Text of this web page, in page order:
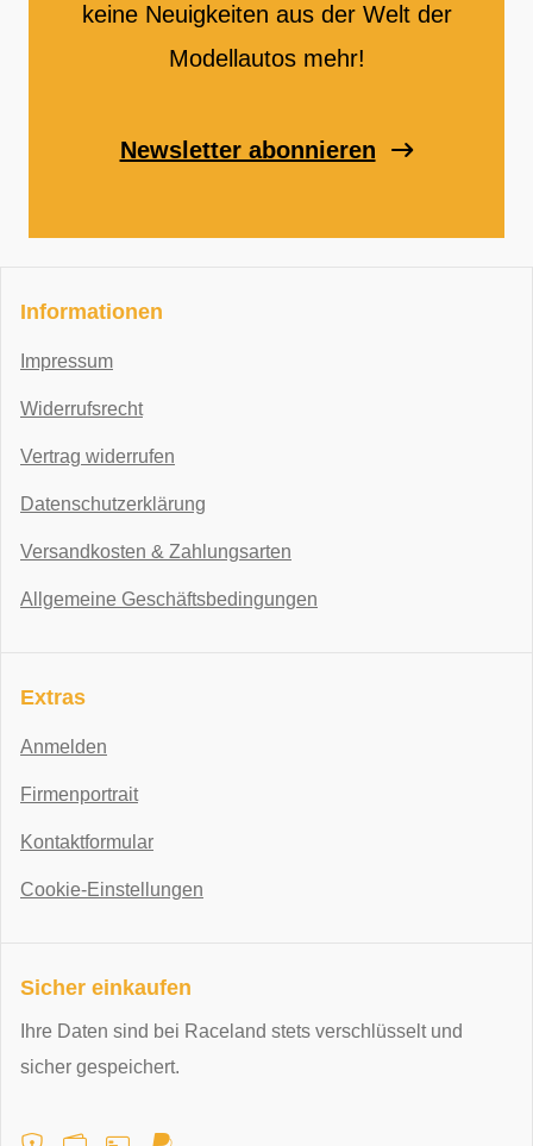
keine Neuigkeiten aus der Welt der
Modellautos mehr!
Newsletter abonnieren
Informationen
Impressum
Widerrufsrecht
Vertrag widerrufen
Datenschutzerklärung
Versandkosten & Zahlungsarten
Allgemeine Geschäftsbedingungen
Extras
Anmelden
Firmenportrait
Kontaktformular
Cookie-Einstellungen
Sicher einkaufen
Ihre Daten sind bei Raceland stets verschlüsselt und
sicher gespeichert.